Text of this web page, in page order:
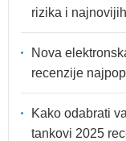
rizika i
Nova
recenzije
Kako odabrati
tankovi 2025